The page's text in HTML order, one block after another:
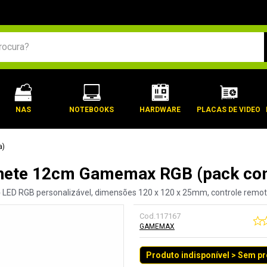
NAS NOTEBOOKS HARDWARE PLACAS DE VIDEO
12cm Gamemax RGB (pack
RGB personalizável, dimensões 120 x 120 x 25mm, controle
Cod.117167
GAMEMAX
Produto indisponível > Sem